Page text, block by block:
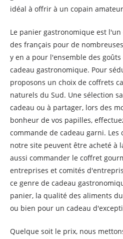
idéal à offrir à un copain
Le panier gastronomique est
des français pour de
y en a pour l'ensemble des
cadeau gastronomique. Pour
proposons un choix de coffrets
naturels du Sud. Une sélection
cadeau ou à partager, lors des
bonheur de vos papilles,
commande de cadeau garni.
notre site peuvent être acheté à
aussi commander le coffret
entreprises et comités
ce genre de cadeau
panier, la qualité des aliments
ou bien pour un cadeau
Quelque soit le prix, nous